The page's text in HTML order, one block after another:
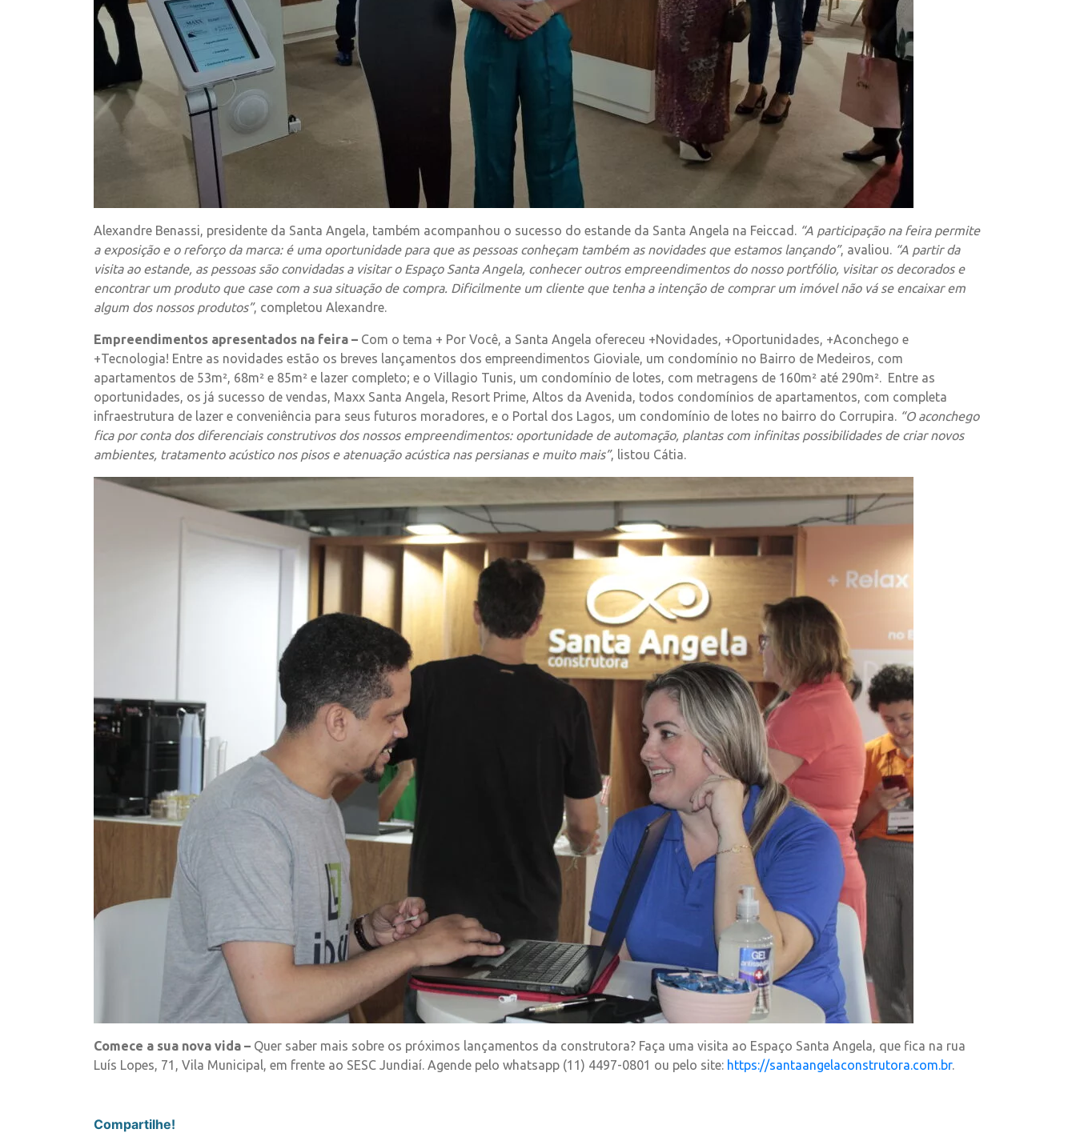
Alexandre Benassi, presidente da Santa Angela, também acompanhou o sucesso do estande da Santa Angela na Feiccad. “A participação na feira permite
a exposição e o reforço da marca: é uma oportunidade para que as pessoas conheçam também as novidades que estamos lançando”, avaliou. “A partir da
visita ao estande, as pessoas são convidadas a visitar o Espaço Santa Angela, conhecer outros empreendimentos do nosso portfólio, visitar os decorados e
encontrar um produto que case com a sua situação de compra. Dificilmente um cliente que tenha a intenção de comprar um imóvel não vá se encaixar em
algum dos nossos produtos”, completou Alexandre.
Empreendimentos apresentados na feira – Com o tema + Por Você, a Santa Angela ofereceu +Novidades, +Oportunidades, +Aconchego e
+Tecnologia! Entre as novidades estão os breves lançamentos dos empreendimentos Gioviale, um condomínio no Bairro de Medeiros, com
apartamentos de 53m², 68m² e 85m² e lazer completo; e o Villagio Tunis, um condomínio de lotes, com metragens de 160m² até 290m². Entre as
oportunidades, os já sucesso de vendas, Maxx Santa Angela, Resort Prime, Altos da Avenida, todos condomínios de apartamentos, com completa
infraestrutura de lazer e conveniência para seus futuros moradores, e o Portal dos Lagos, um condomínio de lotes no bairro do Corrupira. “O aconchego
fica por conta dos diferenciais construtivos dos nossos empreendimentos: oportunidade de automação, plantas com infinitas possibilidades de criar novos
ambientes, tratamento acústico nos pisos e atenuação acústica nas persianas e muito mais”, listou Cátia.
Comece a sua nova vida – Quer saber mais sobre os próximos lançamentos da construtora? Faça uma visita ao Espaço Santa Angela, que fica na rua
Luís Lopes, 71, Vila Municipal, em frente ao SESC Jundiaí. Agende pelo whatsapp (11) 4497-0801 ou pelo site: https://santaangelaconstrutora.com.br.
Compartilhe!